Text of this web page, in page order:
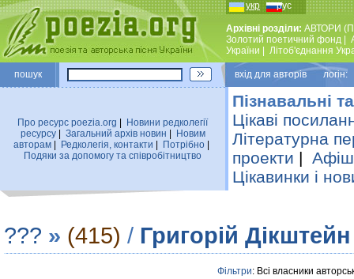
укр рус
Архівні розділи: АВТОРИ
Золотий поетичний фонд
України
Лiтоб'єднання
пошук вхiд для авторiв логін:
Про ресурс poezia.org
Новини редколегiї
ресурсу| Загальний архiв новин
Новим
авторам
Редколегiя, контакти Потрiбно
Подяки за допомогу та співробітництво
Пізнавальні
Цікаві
Літературна
проекти |
Цікавинки і
??? » (415) / Григорій Дікштейн
Фільтри: Всі власники